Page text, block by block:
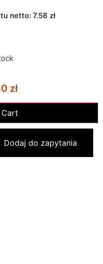
netto: 7.58 zł
zł
Dodaj do zapytania